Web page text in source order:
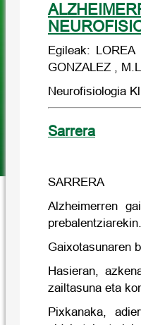
Egileak:
GONZALEZ ,
Neurofisiologia
Sarrera
SARRERA
Alzheimerren
prebalentziarekin.
Gaixotasunaren
Hasieran,
zailtasuna eta
Pixkanaka,